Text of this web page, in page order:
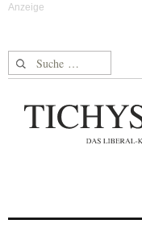
Suche nach: